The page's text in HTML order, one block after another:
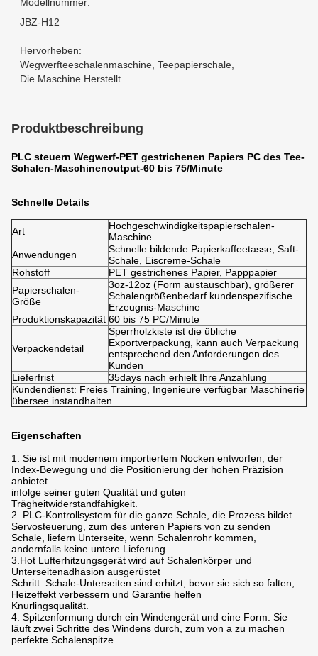
JBZ-H12
Hervorheben:
Wegwerfteeschalenmaschine Teepapierschale
Die Maschine Herstellt
Produktbeschreibung
PLC steuern Wegwerf-PET gestrichenen Papiers PC des Tee-
Schalen-Maschinenoutput-60 bis 75/Minute
Schnelle Details
Art
Hochgeschwindigkeitspapierschalen-
Maschine
Anwendungen
Schnelle bildende Papierkaffeetasse, Saft-
Schale, Eiscreme-Schale
Rohstoff
PET gestrichenes Papier, Papppapier
Papierschalen-
Größe
3oz-12oz (Form austauschbar), größerer
Schalengrößenbedarf kundenspezifische
Erzeugnis-Maschine
Produktionskapazität 60 bis 75 PC/Minute
Verpackendetail
Sperrholzkiste ist die übliche
Exportverpackung, kann auch Verpackung
entsprechend den Anforderungen des
Kunden
Lieferfrist
35days nach erhielt Ihre Anzahlung
Kundendienst: Freies Training, Ingenieure verfügbar Maschinerie
übersee instandhalten
Eigenschaften
1. Sie ist mit modernem importiertem Nocken entworfen, der
Index-Bewegung und die Positionierung der hohen Präzision
anbietet
infolge seiner guten Qualität und guten
Trägheitwiderstandfähigkeit.
2. PLC-Kontrollsystem für die ganze Schale, die Prozess bildet.
Servosteuerung, zum des unteren Papiers von zu senden
Schale, liefern Unterseite, wenn Schalenrohr kommen,
andernfalls keine untere Lieferung.
3.Hot Lufterhitzungsgerät wird auf Schalenkörper und
Unterseitenadhäsion ausgerüstet
Schritt. Schale-Unterseiten sind erhitzt, bevor sie sich so falten,
Heizeffekt verbessern und Garantie helfen
Knurlingsqualität.
4. Spitzenformung durch ein Windengerät und eine Form. Sie
läuft zwei Schritte des Windens durch, zum von a zu machen
perfekte Schalenspitze.